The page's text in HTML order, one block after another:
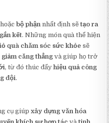
hoặcbộ phận nhất định sẽtạo ra
gắn kết. Những món quà thể hiện
quà chăm sóc sức khỏe sẽ
giảm căng thẳng và giúp họ trở
, từ đó thúc đẩyhiệu quả công
đội.
cụ giúpxây dựng văn hóa